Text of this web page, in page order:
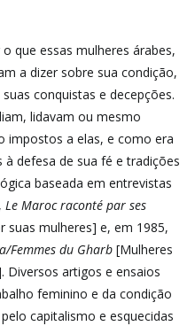
que essas mulheres árabes,
a dizer sobre sua condição,
conquistas e decepções.
lidavam ou mesmo
impostos a elas, e como era
defesa de sua fé e tradições
baseada em entrevistas
Le Maroc raconté par ses
suas mulheres] e, em 1985,
Femmes du Gharb [Mulheres
Diversos artigos e ensaios
feminino e da condição
capitalismo e esquecidas